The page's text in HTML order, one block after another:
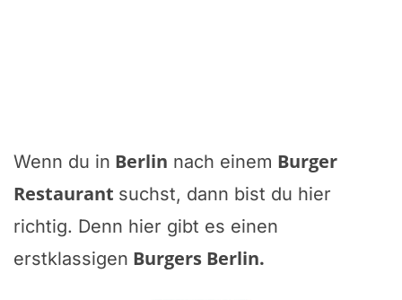
Wenn du in Berlin nach einem Burger
Restaurant suchst, dann bist du hier
richtig. Denn hier gibt es einen
erstklassigen Burgers Berlin.